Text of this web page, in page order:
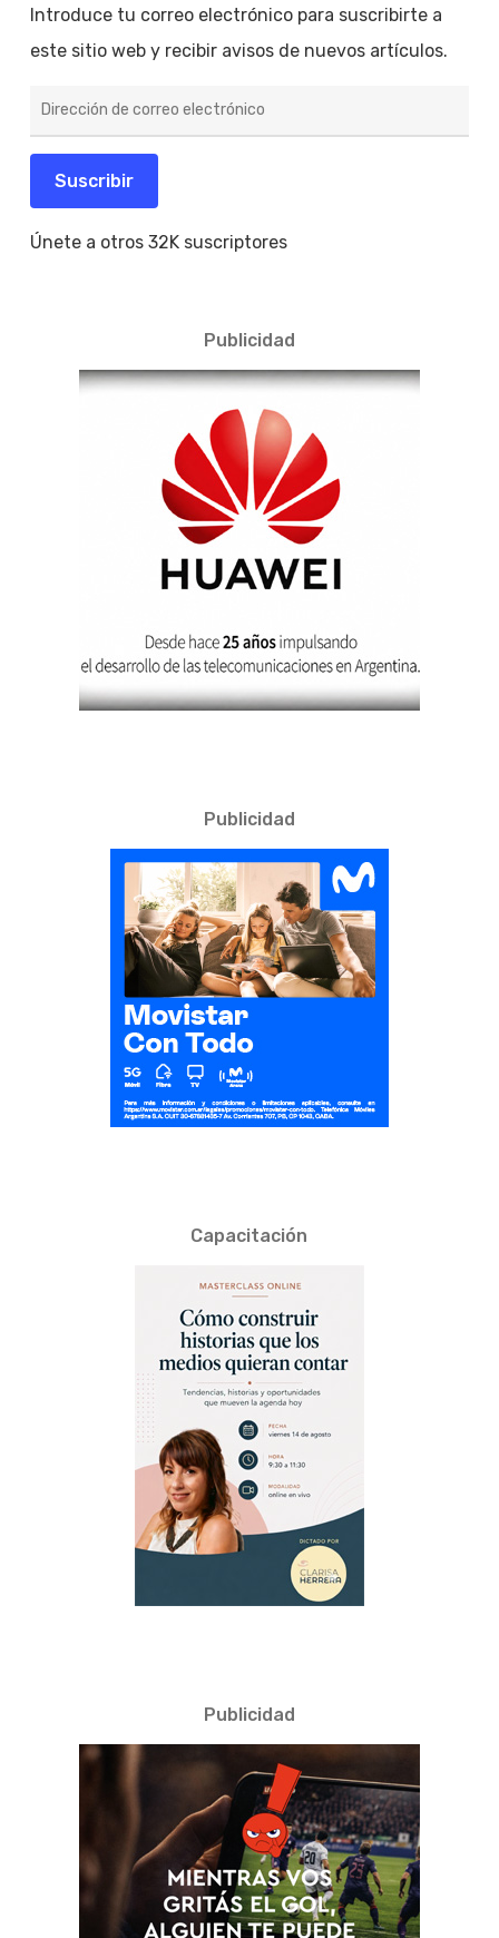
Introduce tu correo electrónico para suscribirte a
este sitio web y recibir avisos de nuevos artículos.
de
electrónico
Suscribir
Únete a otros 32K suscriptores
Publicidad
Publicidad
Capacitación
Publicidad